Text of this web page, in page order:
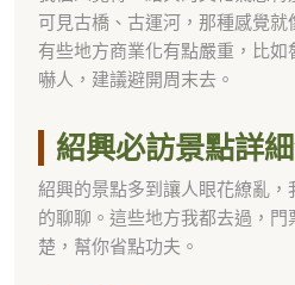
可見古橋、古運河，那種感覺就
有些地方商業化有點嚴重，比
嚇人，建議避開周末去。
紹興必訪景點詳
紹興的景點多到讓人眼花繚亂
的聊聊。這些地方我都去過，
楚，幫你省點功夫。